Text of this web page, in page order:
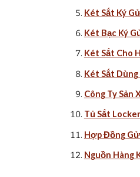
Két Sắt Ký
Két Bạc Ký
Két Sắt Cho
Két Sắt
Công Ty Sản
Tủ Sắt
Hợp Đồng
Nguồn Hàng